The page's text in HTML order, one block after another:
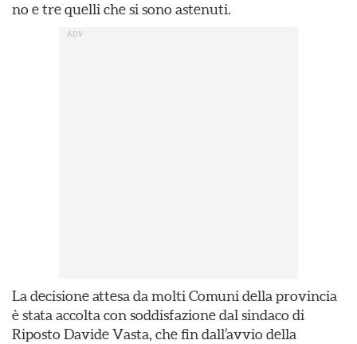
no e tre quelli che si sono astenuti.
La decisione attesa da molti Comuni della provincia
è stata accolta con soddisfazione dal sindaco di
Riposto Davide Vasta, che fin dall’avvio della